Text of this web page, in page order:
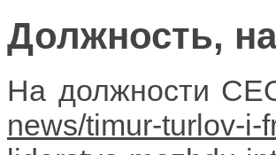
Должность,
На должности